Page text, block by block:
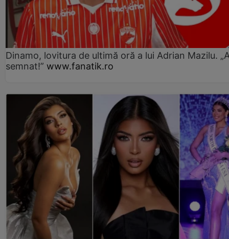
Dinamo, lovitura de ultimă oră a lui Adrian Mazilu.
semnat!” www.fanatik.ro